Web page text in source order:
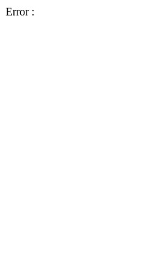
Error :